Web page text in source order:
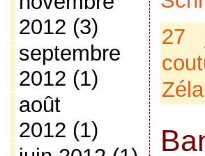
2012 (3)
septembre
2012 (1)
août
2012 (1)
27